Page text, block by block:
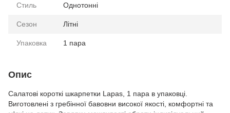
Стиль Однотонні
Сезон Літні
Упаковка 1 пара
Опис
Салатові короткі шкарпетки Lapas, 1 пара в упаковці.
Виготовлені з гребінної бавовни високої якості, комфортні та